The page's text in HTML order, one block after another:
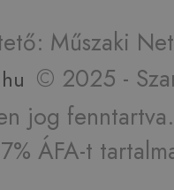
Műszaki
© 2025 -
jog fenntartva.
ÁFA-t